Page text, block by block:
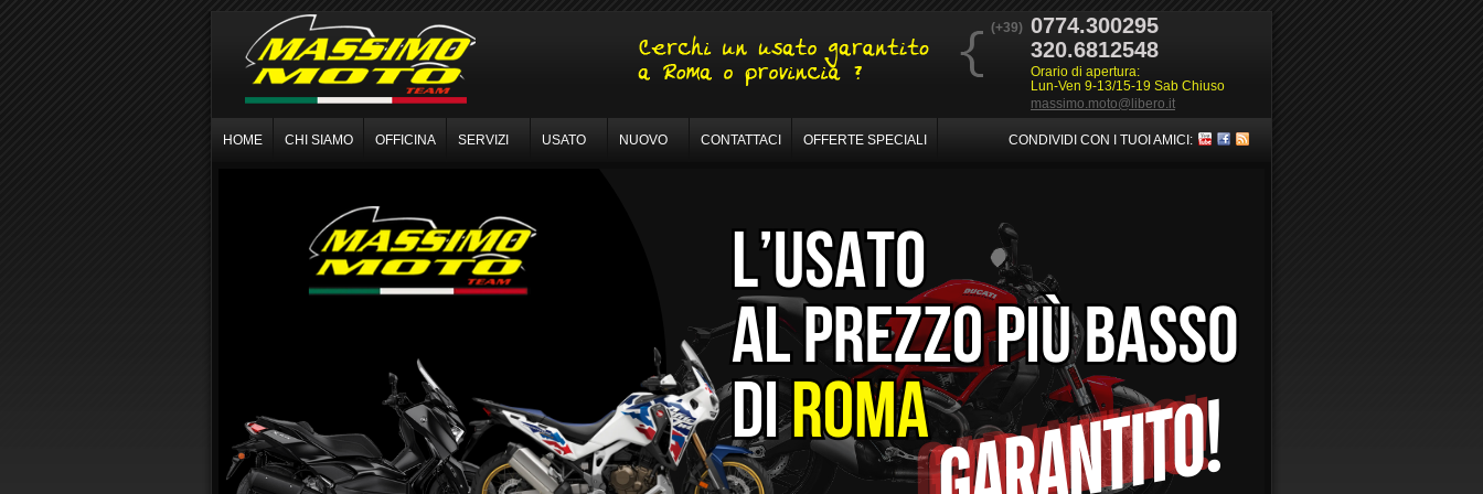
(+39) 0774.300295
320.6812548
Orario di apertura:
Lun-Ven 9-13/15-19 Sab Chiuso
massimo.moto@libero.it
HOME CHI SIAMO OFFICINA SERVIZI USATO NUOVO CONTATTACI OFFERTE SPECIALI CONDIVIDI CON I TUOI AMICI: